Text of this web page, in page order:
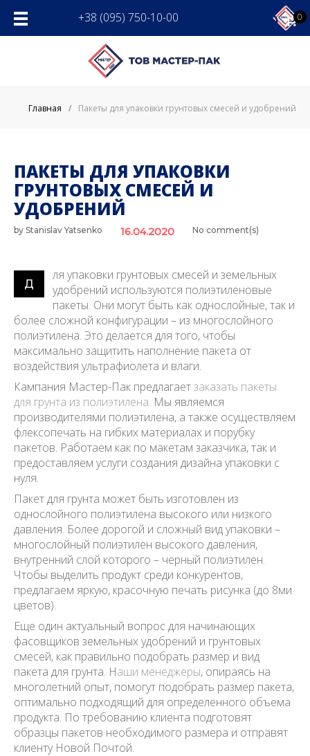
content
+38 (095) 750-10-00 0
Главная / Пакеты для упаковки грунтовых смесей и удобрений
ПАКЕТЫ ДЛЯ УПАКОВКИ
ГРУНТОВЫХ СМЕСЕЙ И
УДОБРЕНИЙ
by Stanislav Yatsenko 16.04.2020 No comment(s)
Д
ля упаковки грунтовых смесей и земельных
удобрений используются полиэтиленовые
пакеты. Они могут быть как однослойные, так и
более сложной конфигурации – из многослойного
полиэтилена. Это делается для того, чтобы
максимально защитить наполнение пакета от
воздействия ультрафиолета и влаги.
Кампания Мастер-Пак предлагаетзаказать пакеты
для грунта из полиэтилена. Мы являемся
производителями полиэтилена, а также осуществляем
флексопечать на гибких материалах и порубку
пакетов. Работаем как по макетам заказчика, так и
предоставляем услуги создания дизайна упаковки с
нуля.
Пакет для грунта может быть изготовлен из
однослойного полиэтилена высокого или низкого
давления. Более дорогой и сложный вид упаковки –
многослойный полиэтилен высокого давления,
внутренний слой которого – черный полиэтилен.
Чтобы выделить продукт среди конкурентов,
предлагаем яркую, красочную печать рисунка (до 8ми
цветов).
Еще один актуальный вопрос для начинающих
фасовщиков земельных удобрений и грунтовых
смесей, как правильно подобрать размер и вид
пакета для грунта. Наши менеджеры, опираясь на
многолетний опыт, помогут подобрать размер пакета,
оптимально подходящий для определенного объема
продукта. По требованию клиента подготовят
образцы пакетов необходимого размера и отправят
клиенту Новой Почтой.